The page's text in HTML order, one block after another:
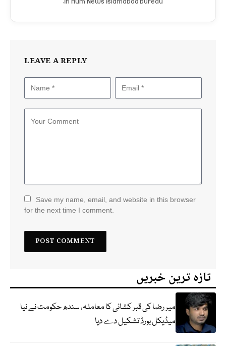
LEAVE A REPLY
Save my name, email, and website in this browser
for the next time I comment.
تازہ ترین خبریں
میر رضا کی قبر کشائی کا معاملہ، سندھ حکومت نے نیا
میڈیکل بورڈ تشکیل دے دیا